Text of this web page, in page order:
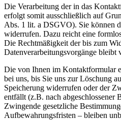
Die Verarbeitung der in das
erfolgt somit ausschließlich auf
Abs. 1 lit. a DSGVO). Sie können
widerrufen. Dazu reicht eine
Die Rechtmäßigkeit der bis zum
Datenverarbeitungsvorgänge bleibt
Die von Ihnen im Kontaktformular
bei uns, bis Sie uns zur Löschung
Speicherung widerrufen oder der
entfällt (z.B. nach abgeschlossener
Zwingende gesetzliche
Aufbewahrungsfristen – bleiben